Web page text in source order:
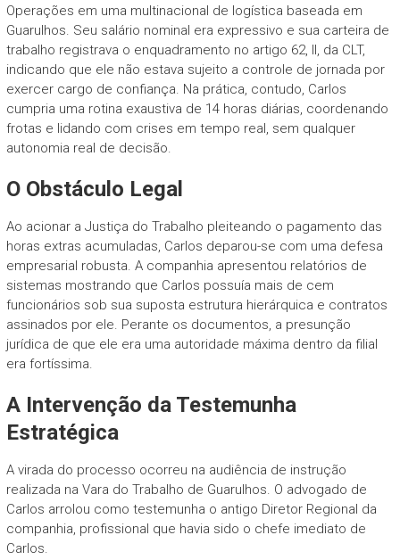
Operações em uma multinacional de logística baseada em
Guarulhos. Seu salário nominal era expressivo e sua carteira de
trabalho registrava o enquadramento no artigo 62, II, da CLT,
indicando que ele não estava sujeito a controle de jornada por
exercer cargo de confiança. Na prática, contudo, Carlos
cumpria uma rotina exaustiva de 14 horas diárias, coordenando
frotas e lidando com crises em tempo real, sem qualquer
autonomia real de decisão.
O Obstáculo Legal
Ao acionar a Justiça do Trabalho pleiteando o pagamento das
horas extras acumuladas, Carlos deparou-se com uma defesa
empresarial robusta. A companhia apresentou relatórios de
sistemas mostrando que Carlos possuía mais de cem
funcionários sob sua suposta estrutura hierárquica e contratos
assinados por ele. Perante os documentos, a presunção
jurídica de que ele era uma autoridade máxima dentro da filial
era fortíssima.
A Intervenção da Testemunha
Estratégica
A virada do processo ocorreu na audiência de instrução
realizada na Vara do Trabalho de Guarulhos. O advogado de
Carlos arrolou como testemunha o antigo Diretor Regional da
companhia, profissional que havia sido o chefe imediato de
Carlos.